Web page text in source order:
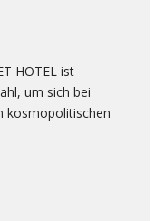
HOTEL ist
um sich bei
kosmopolitischen